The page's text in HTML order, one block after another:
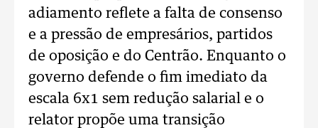
adiamento reflete a falta de consenso
e a pressão de empresários, partidos
de oposição e do Centrão. Enquanto o
governo defende o fim imediato da
escala 6x1 sem redução salarial e o
relator propõe uma transição